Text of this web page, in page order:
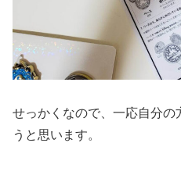
せっかくなので、一応自分の
うと思います。